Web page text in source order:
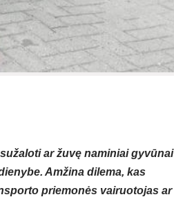
ar žuvę naminiai gyvūnai
Amžina dilema, kas
priemonės vairuotojas ar